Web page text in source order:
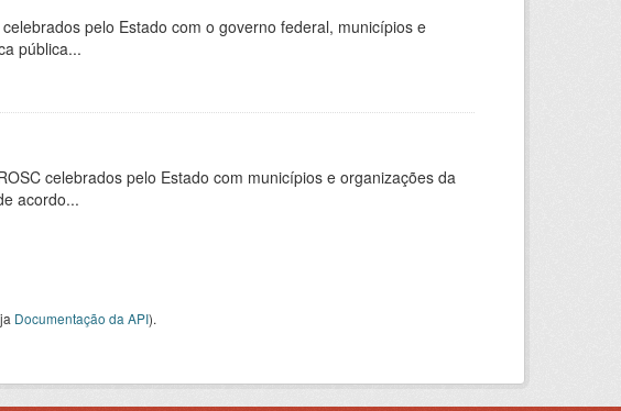
pelo Estado com o governo federal, municípios e
pública...
celebrados pelo Estado com municípios e organizações da
acordo...
Documentação da API).